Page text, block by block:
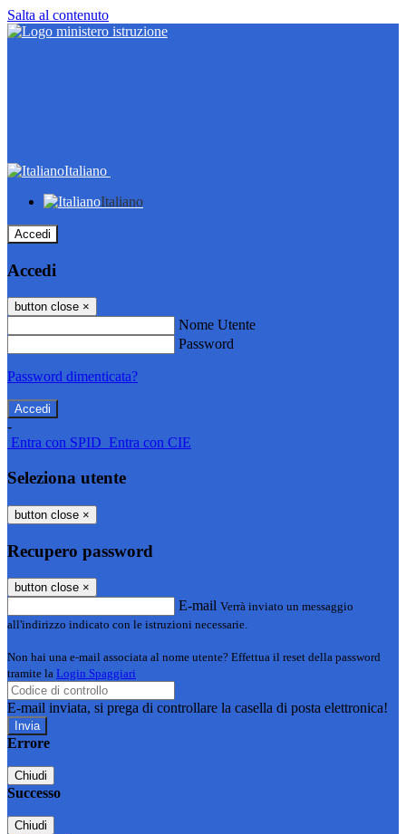
Salta al contenuto
Italiano
Italiano
Accedi
Accedi
button close ×
Nome Utente
Password
Password dimenticata?
-
Entra con SPID Entra con CIE
Seleziona utente
button close ×
Recupero password
button close ×
E-mail Verrà inviato un messaggio
all'indirizzo indicato con le istruzioni necessarie.
Non hai una e-mail associata al nome utente? Effettua il reset della password
tramite la Login Spaggiari
E-mail inviata, si prega di controllare la casella di posta elettronica!
Errore
Chiudi
Successo
Chiudi